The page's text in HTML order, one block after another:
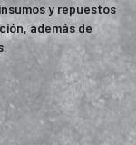
y repuestos
además de